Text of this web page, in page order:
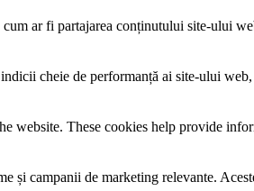
ar fi partajarea conținutului site-ului
cheie de performanță ai site-ului
website. These cookies help provide
și campanii de marketing relevante.